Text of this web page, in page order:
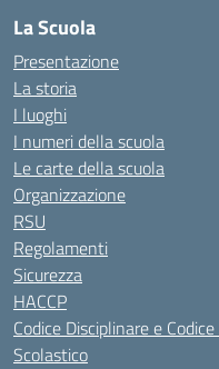
La Scuola
Presentazione
La storia
I luoghi
I numeri della scuola
Le carte della scuola
Organizzazione
RSU
Regolamenti
Sicurezza
HACCP
Codice Disciplinare e
Scolastico